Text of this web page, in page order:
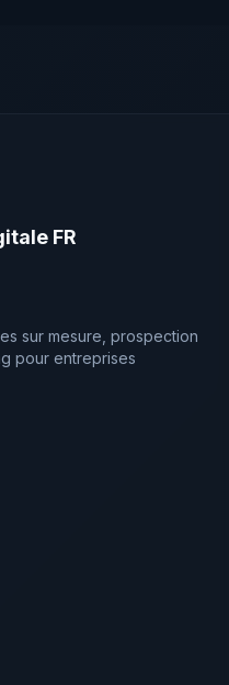
FR
sur mesure, prospection
pour entreprises